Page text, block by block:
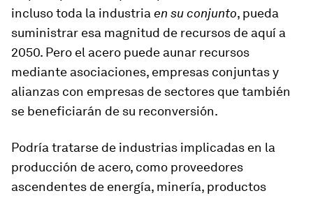
incluso toda la industria en su conjunto, pueda
suministrar esa magnitud de recursos de aquí a
2050. Pero el acero puede aunar recursos
mediante asociaciones, empresas conjuntas y
alianzas con empresas de sectores que también
se beneficiarán de su reconversión.
Podría tratarse de industrias implicadas en la
producción de acero, como proveedores
ascendentes de energía, minería, productos